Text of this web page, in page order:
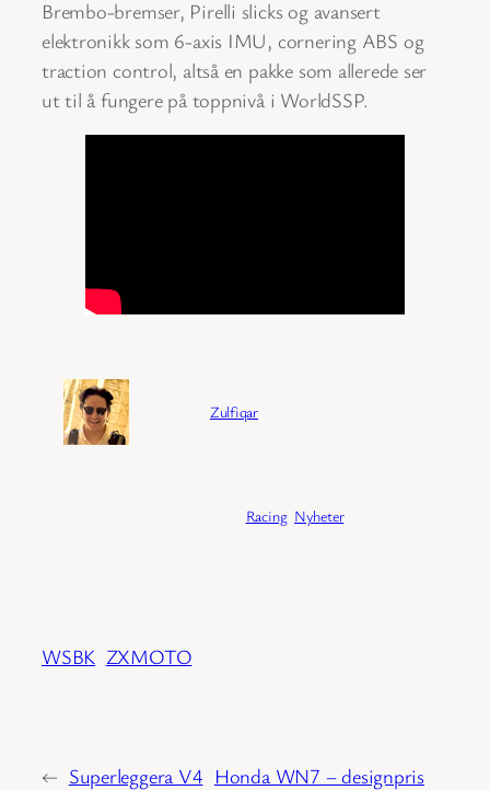
Brembo-bremser, Pirelli slicks og avansert
elektronikk som 6-axis IMU, cornering ABS og
traction control, altså en pakke som allerede ser
ut til å fungere på toppnivå i WorldSSP.
Zulfiqar
Racing, Nyheter
WSBK ZXMOTO
← Superleggera V4 Honda WN7 – designpris